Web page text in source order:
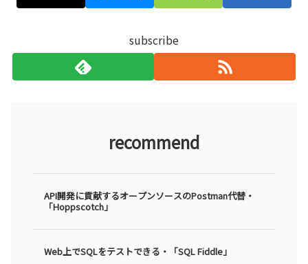
subscribe
recommend
API開発に貢献するオープンソースのPostman代替・
「Hoppscotch」
Web上でSQLをテストできる・「SQL Fiddle」